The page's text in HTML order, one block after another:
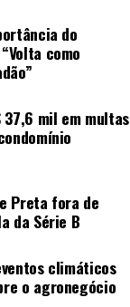
do
como
mil em multas
Preta fora de
da Série B
climáticos
o agronegócio